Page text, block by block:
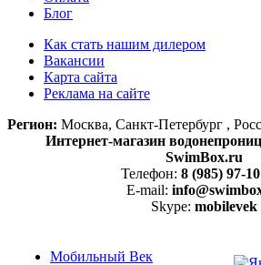
Блог
Как стать нашим дилером
Вакансии
Карта сайта
Реклама на сайте
Регион: Москва, Санкт-Петербург ,
Интернет-магазин
SwimBox.ru
Телефон: 8 (985) 97-
E-mail:
Skype: mobilevek
Мобильный Век